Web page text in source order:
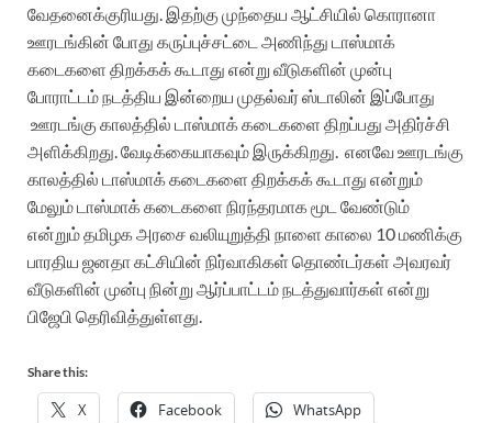
வேதனைக்குரியது. இதற்கு முந்தைய ஆட்சியில் கொரானா
ஊரடங்கின் போது கருப்புச்சட்டை அணிந்து டாஸ்மாக்
கடைகளை திறக்கக் கூடாது என்று வீடுகளின் முன்பு
போராட்டம் நடத்திய இன்றைய முதல்வர் ஸ்டாலின் இப்போது
ஊரடங்கு காலத்தில் டாஸ்மாக் கடைகளை திறப்பது அதிர்ச்சி
அளிக்கிறது. வேடிக்கையாகவும் இருக்கிறது. எனவே ஊரடங்கு
காலத்தில் டாஸ்மாக் கடைகளை திறக்கக் கூடாது என்றும்
மேலும் டாஸ்மாக் கடைகளை நிரந்தரமாக மூட வேண்டும்
என்றும் தமிழக அரசை வலியுறுத்தி நாளை காலை 10 மணிக்கு
பாரதிய ஜனதா கட்சியின் நிர்வாகிகள் தொண்டர்கள் அவரவர்
வீடுகளின் முன்பு நின்று ஆர்ப்பாட்டம் நடத்துவார்கள் என்று
பிஜேபி தெரிவித்துள்ளது.
Share this:
X Facebook WhatsApp